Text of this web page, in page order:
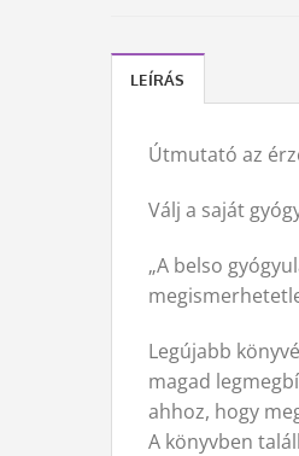
LEÍRÁS
Útmutató az
Válj a saját
„A belso
Legújabb
magad
ahhoz, hogy
A könyvben